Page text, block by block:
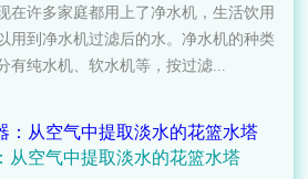
在许多家庭都用上了净水机，生活饮用
用到净水机过滤后的水。净水机的种类
有纯水机、软水机等，按过滤...
从空气中提取淡水的花篮水塔